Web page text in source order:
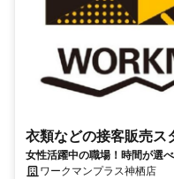
衣類などの接客販売ス
女性活躍中の職場！時間が選
しゅふさん活躍中！
ワークマンプラス神栖店